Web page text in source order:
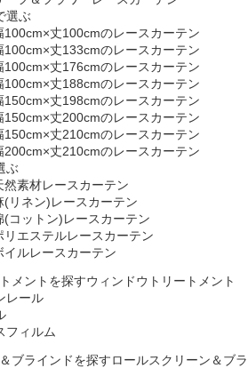
選ぶ
100cm×丈100cmのレースカーテン
100cm×丈133cmのレースカーテン
100cm×丈176cmのレースカーテン
100cm×丈188cmのレースカーテン
150cm×丈198cmのレースカーテン
150cm×丈200cmのレースカーテン
150cm×丈210cmのレースカーテン
200cm×丈210cmのレースカーテン
ぶ
然素材レースカーテン
(リネン)レースカーテン
(コットン)レースカーテン
リエステルレースカーテン
イルレースカーテン
ウィンドウトリートメント
レール
フィルム
ロールスクリーン＆ブラ